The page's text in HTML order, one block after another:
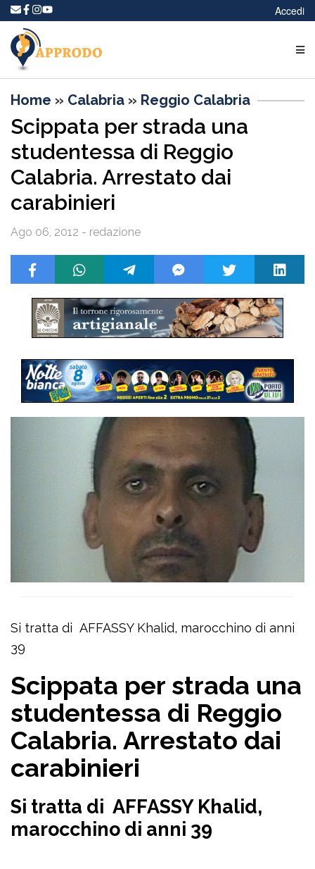
Accedi
Home » Calabria » Reggio Calabria
Scippata per strada una
studentessa di Reggio
Calabria. Arrestato dai
carabinieri
Ago 06, 2012 - redazione
Si tratta di AFFASSY Khalid, marocchino di anni
39
Scippata per strada una
studentessa di Reggio
Calabria. Arrestato dai
carabinieri
Si tratta di AFFASSY Khalid,
marocchino di anni 39